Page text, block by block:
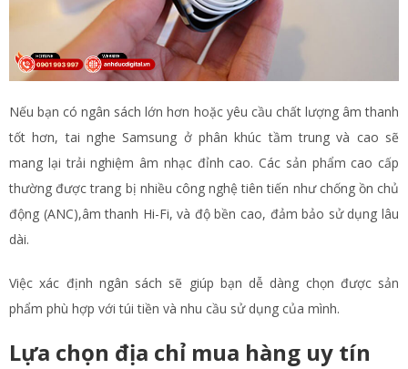
Nếu bạn có ngân sách lớn hơn hoặc yêu cầu chất lượng âm thanh
tốt hơn, tai nghe Samsung ở phân khúc tầm trung và cao sẽ
mang lại trải nghiệm âm nhạc đỉnh cao. Các sản phẩm cao cấp
thường được trang bị nhiều công nghệ tiên tiến như chống ồn chủ
động (ANC),âm thanh Hi-Fi, và độ bền cao, đảm bảo sử dụng lâu
dài.
Việc xác định ngân sách sẽ giúp bạn dễ dàng chọn được sản
phẩm phù hợp với túi tiền và nhu cầu sử dụng của mình.
Lựa chọn địa chỉ mua hàng uy tín